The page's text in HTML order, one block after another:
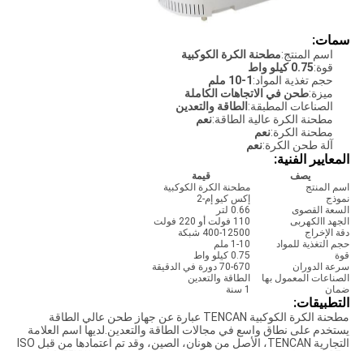
سمات:
اسم المنتج:مطحنة الكرة الكوكبية
قوة:0.75 كيلو واط
حجم تغذية المواد: 1-10 ملم
ميزة:طحن في الاتجاهات الكاملة
الصناعات المطبقة: الطاقة والتعدين
مطحنة الكرة عالية الطاقة:نعم
مطحنة الكرة:نعم
آلة طحن الكرة:نعم
المعايير الفنية:
يصف
قيمة
اسم المنتج
مطحنة الكرة الكوكبية
نموذج
إكس كيو إم-2
السعة القصوى
0.66 لتر
الجهد االكهربى
110 فولت أو 220 فولت
دقة الإخراج
400-12500 شبكة
حجم التغذية للمواد
1-10 ملم
قوة
0.75 كيلو واط
سرعة الدوران
70-670 دورة في الدقيقة
الصناعات المعمول بها
الطاقة والتعدين
ضمان
1 سنة
التطبيقات:
مطحنة الكرة الكوكبية TENCAN عبارة عن جهاز طحن عالي الطاقة
يستخدم على نطاق واسع في مجالات الطاقة والتعدين.لديها اسم العلامة
التجارية TENCAN، الأصل من هونان، الصين، وقد تم اعتمادها من قبل ISO